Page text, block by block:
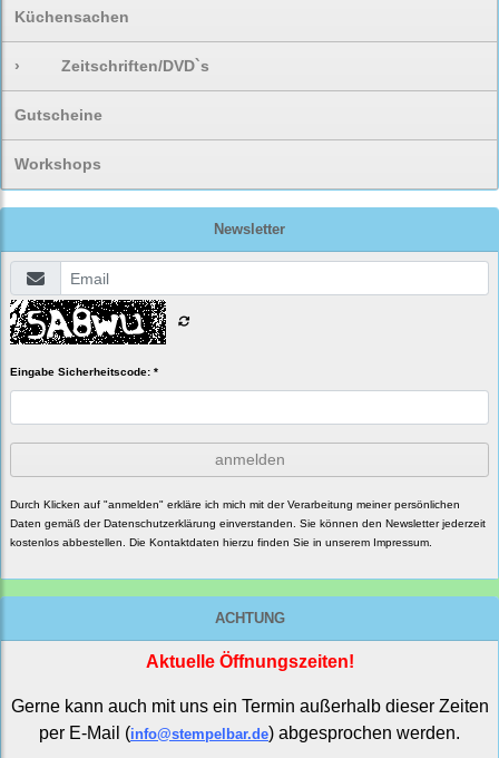
Küchensachen
› Zeitschriften/DVD`s
Gutscheine
Workshops
Newsletter
Eingabe Sicherheitscode: *
anmelden
Durch Klicken auf "anmelden" erkläre ich mich mit der Verarbeitung meiner persönlichen
Daten gemäß der Datenschutzerklärung einverstanden. Sie können den Newsletter jederzeit
kostenlos abbestellen. Die Kontaktdaten hierzu finden Sie in unserem Impressum.
ACHTUNG
Aktuelle Öffnungszeiten!
Gerne kann auch mit uns ein Termin außerhalb dieser Zeiten
per E-Mail (info@stempelbar.de) abgesprochen werden.